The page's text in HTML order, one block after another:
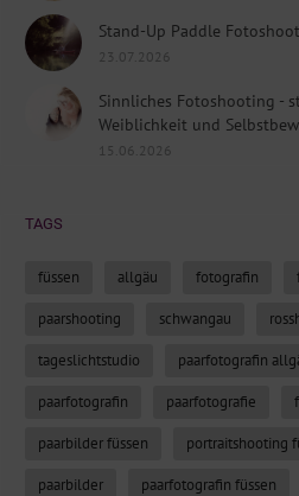
Stand-Up Paddle
23.07.2026
Sinnliches Fotoshooting -
Weiblichkeit und
15.06.2026
TAGS
füssen allgäu fotografin
paarshooting schwangau
tageslichtstudio paarfotografin
paarfotografin paarfotografie
paarbilder füssen portraitshooting
paarbilder paarfotografin füssen